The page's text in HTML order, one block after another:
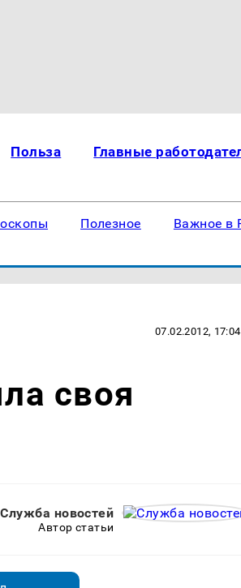
Польза Главные
Полезное Важное в
07.02.2012, 17:04
своя
Служба новостей
Автор статьи